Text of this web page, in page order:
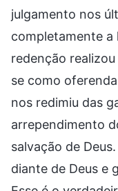
julgamento nos
completamente a
redenção
se como
nos redimiu das
arrependimento
salvação de
diante de Deus e